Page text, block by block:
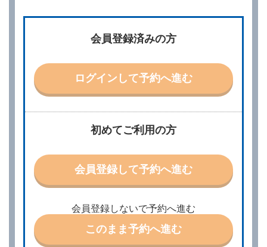
所、運転者、チャイルドシート等付属品の要否、その
他の借受条件（以下「借受条件」といいます。）を明
社は、電話連絡並びに電子メールによる予約に応じま
すが、予約内容と実際に相違があった場合でも当社は
責任を負わないものとします。
当社は、借受人から予約の申込みがあったときは、原
特に認める場合を除き、別に定める予約申込金を支払
第３条（予約の変更）
借受人は、前条第１項の借受条件を変更しようとする
ときは、あらかじめ当社の承諾を受けなければならな
第４条（予約の取消し等）
借受人は、別に定める方法により予約を取り消すこと
初めてご利用の方
会員登録して予約へ進む
会員登録しないで予約へ進む
このまま予約へ進む
会員登録済みの方
ログインして予約へ進む